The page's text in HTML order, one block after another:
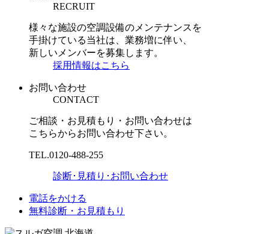
RECRUIT
様々な施設の空調設備のメンテナンスを
手掛けている当社は、業務増に伴い、
新しいメンバーを募集します。
採用情報はこちら
お問い合わせ
CONTACT
ご相談・お見積もり・お問い合わせは
こちらからお問い合わせ下さい。
TEL.0120-488-255
診断･見積り･お問い合わせ
電話をかける
無料診断・お見積もり